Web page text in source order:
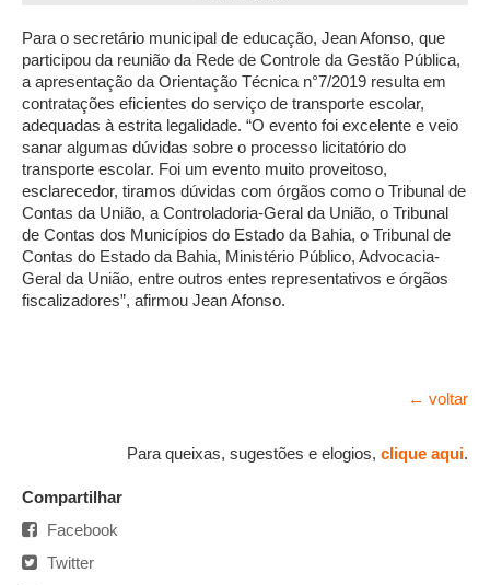
Para o secretário municipal de educação, Jean Afonso, que
participou da reunião da Rede de Controle da Gestão Pública,
a apresentação da Orientação Técnica n°7/2019 resulta em
contratações eficientes do serviço de transporte escolar,
adequadas à estrita legalidade. “O evento foi excelente e veio
sanar algumas dúvidas sobre o processo licitatório do
transporte escolar. Foi um evento muito proveitoso,
esclarecedor, tiramos dúvidas com órgãos como o Tribunal de
Contas da União, a Controladoria-Geral da União, o Tribunal
de Contas dos Municípios do Estado da Bahia, o Tribunal de
Contas do Estado da Bahia, Ministério Público, Advocacia-
Geral da União, entre outros entes representativos e órgãos
fiscalizadores”, afirmou Jean Afonso.
← voltar
Para queixas, sugestões e elogios, clique aqui.
Compartilhar
Facebook
Twitter